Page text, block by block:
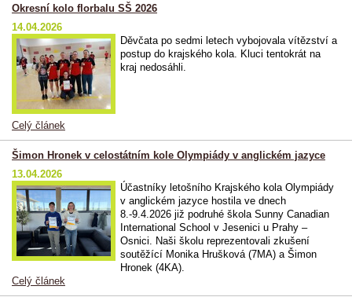
Okresní kolo florbalu SŠ 2026
14.04.2026
Děvčata po sedmi letech vybojovala vítězství a
postup do krajského kola. Kluci tentokrát na
kraj nedosáhli.
Celý článek
Šimon Hronek v celostátním kole Olympiády v anglickém jazyce
13.04.2026
Účastníky letošního Krajského kola Olympiády
v anglickém jazyce hostila ve dnech
8.-9.4.2026 již podruhé škola Sunny Canadian
International School v Jesenici u Prahy –
Osnici. Naši školu reprezentovali zkušení
soutěžící Monika Hrušková (7MA) a Šimon
Hronek (4KA).
Celý článek